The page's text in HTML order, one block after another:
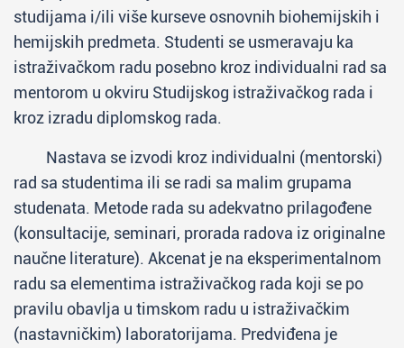
studijama i/ili više kurseve osnovnih biohemijskih i
hemijskih predmeta. Studenti se usmeravaju ka
istraživačkom radu posebno kroz individualni rad sa
mentorom u okviru Studijskog istraživačkog rada i
kroz izradu diplomskog rada.
Nastava se izvodi kroz individualni (mentorski)
rad sa studentima ili se radi sa malim grupama
studenata. Metode rada su adekvatno prilagođene
(konsultacije, seminari, prorada radova iz originalne
naučne literature). Akcenat je na eksperimentalnom
radu sa elementima istraživačkog rada koji se po
pravilu obavlja u timskom radu u istraživačkim
(nastavničkim) laboratorijama. Predviđena je